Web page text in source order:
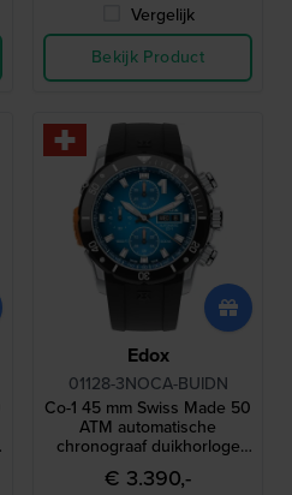
Vergelijk
Bekijk Product
Edox
01128-3NOCA-BUIDN
Co-1 45 mm Swiss Made 50
ATM automatische
chronograaf duikhorloge
met heliumventiel
€ 3.390,-